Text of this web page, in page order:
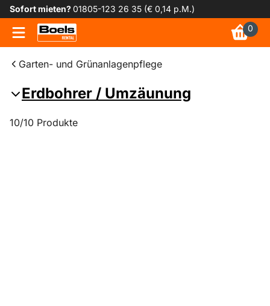
Sofort mieten?01805-123 26 35 (€ 0,14 p.M.)
0
Garten- und Grünanlagenpflege
Erdbohrer / Umzäunung
10/10 Produkte